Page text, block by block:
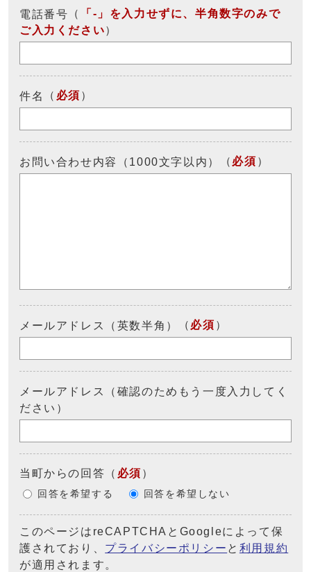
電話番号 （
「-」を入力せずに、半角数字のみで
ご入力ください）
件名 （ 必須 ）
お問い合わせ内容（1000文字以内） （ 必須 ）
メールアドレス（英数半角） （ 必須 ）
メールアドレス（確認のためもう一度入力してく
ださい）
当町からの回答 （ 必須 ）
回答を希望する 回答を希望しない
このページはreCAPTCHAとGoogleによって保
護されており、 プライバシーポリシー と 利用規約
が適用されます。